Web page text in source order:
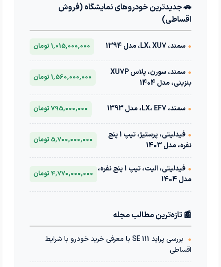
🚗 جدیدترین خودروهای نمایشگاه (فروش
اقساطی)
• سمند، LX، XU7، مدل 1394 1,015,000,000 تومان
•
سمند، سورن، پلاس XU7P
بنزینی، مدل 1404
1,560,000,000 تومان
• سمند، LX، EF7، مدل 1393 795,000,000 تومان
•
فیدلیتی، پرستیژ، تیپ 1 پنج
نفره، مدل 1403
5,700,000,000 تومان
•
فیدلیتی، الیت، تیپ 1 پنج نفره،
مدل 1404
4,770,000,000 تومان
📰 تازه‌ترین مطالب مجله
•
بررسی پراید 111 SE با معرفی خرید خودرو با شرایط
اقساطی